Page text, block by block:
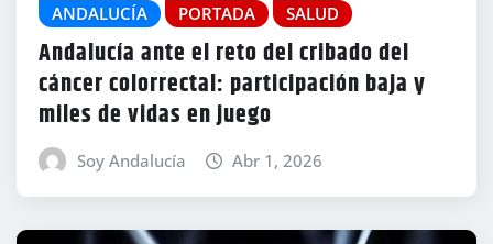
ANDALUCÍA PORTADA SALUD
Andalucía ante el reto del cribado del
cáncer colorrectal: participación baja y
miles de vidas en juego
Soy Andalucía Abr 1, 2026